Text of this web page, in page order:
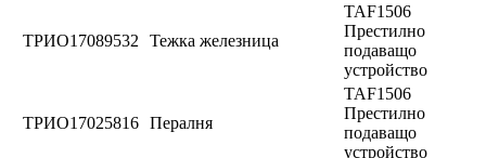
ТРИО17089532 Тежка железница
TAF1506
Престилно
подаващо
устройство
ТРИО17025816 Пералня
TAF1506
Престилно
подаващо
устройство